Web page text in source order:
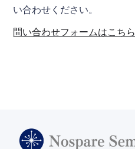
い合わせください。
問い合わせフォームはこちら